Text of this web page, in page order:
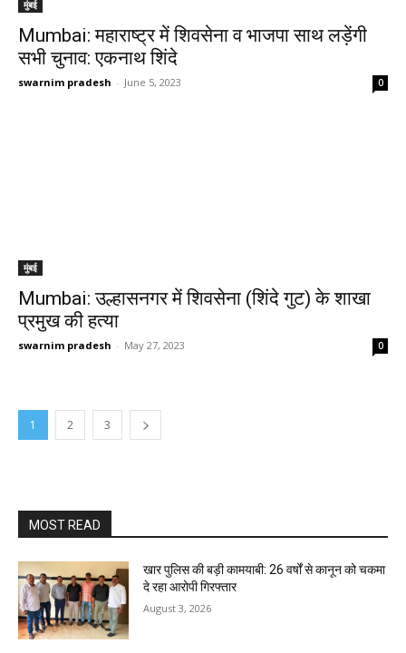
मुंबई
Mumbai: महाराष्ट्र में शिवसेना व भाजपा साथ लड़ेंगी
सभी चुनाव: एकनाथ शिंदे
swarnim pradesh - June 5, 2023 0
मुंबई
Mumbai: उल्हासनगर में शिवसेना (शिंदे गुट) के शाखा
प्रमुख की हत्या
swarnim pradesh - May 27, 2023 0
1 2 3
MOST READ
खार पुलिस की बड़ी कामयाबी: 26 वर्षों से कानून को चकमा
दे रहा आरोपी गिरफ्तार
August 3, 2026